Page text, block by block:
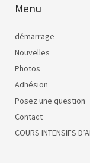
Menu
démarrage
Nouvelles
Photos
Adhésion
Posez une question
Contact
COURS INTENSIFS